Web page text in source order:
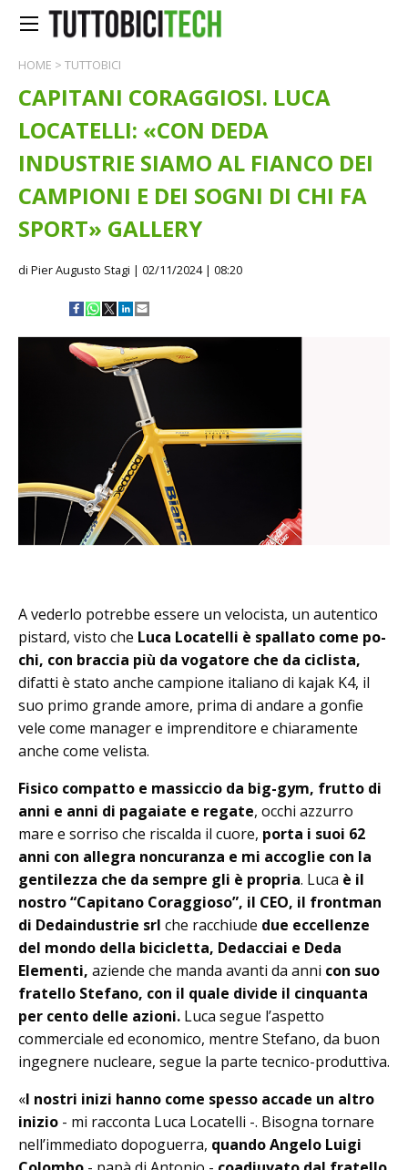
HOME > TUTTOBICI
CAPITANI CORAGGIOSI. LUCA
LOCATELLI: «CON DEDA
INDUSTRIE SIAMO AL FIANCO DEI
CAMPIONI E DEI SOGNI DI CHI FA
SPORT» GALLERY
di Pier Augusto Stagi | 02/11/2024 | 08:20
A vederlo potrebbe essere un velocista, un autentico
pi­stard, visto che Luca Lo­catelli è spallato come po­
chi, con braccia più da vo­gatore che da ciclista,
difatti è stato anche campione italiano di kajak K4, il
suo primo grande amore, prima di andare a gonfie
vele come manager e imprenditore e chiaramente
anche come velista.
Fisico compatto e massiccio da big-gym, frutto di
anni e anni di pagaiate e regate, occhi azzurro
mare e sorriso che riscalda il cuore, porta i suoi 62
anni con allegra noncuranza e mi accoglie con la
gentilezza che da sempre gli è propria. Luca è il
nostro “Capitano Coraggioso”, il CEO, il frontman
di Dedaindustrie srl che racchiude due eccellenze
del mondo della bicicletta, Dedacciai e Deda
Elementi, aziende che manda avanti da anni con suo
fratello Stefano, con il quale divide il cinquanta
per cento delle azioni. Luca se­gue l’aspetto
commerciale ed economico, mentre Stefano, da buon
ingegnere nucleare, segue la parte tecnico-produttiva.
«I nostri inizi hanno come spesso accade un altro
inizio - mi racconta Luca Lo­catelli -. Bisogna tornare
nell’immediato dopoguerra, quando Angelo Lui­gi